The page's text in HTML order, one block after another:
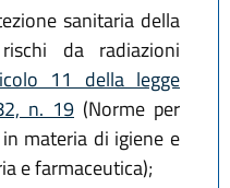
sanitaria della
da radiazioni
11 della legge
n. 19 (Norme per
materia di igiene e
e farmaceutica);